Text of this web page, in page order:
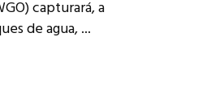
capturará, a
de agua,